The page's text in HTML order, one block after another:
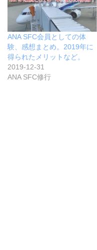
ANA SFC会員としての体
験、感想まとめ。2019年に
得られたメリットなど。
2019-12-31
ANA SFC修行